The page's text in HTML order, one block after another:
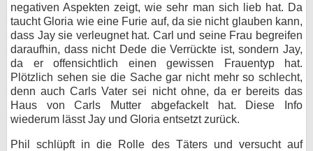
negativen Aspekten zeigt, wie sehr man sich lieb hat. Da
taucht Gloria wie eine Furie auf, da sie nicht glauben kann,
dass Jay sie verleugnet hat. Carl und seine Frau begreifen
daraufhin, dass nicht Dede die Verrückte ist, sondern Jay,
da er offensichtlich einen gewissen Frauentyp hat.
Plötzlich sehen sie die Sache gar nicht mehr so schlecht,
denn auch Carls Vater sei nicht ohne, da er bereits das
Haus von Carls Mutter abgefackelt hat. Diese Info
wiederum lässt Jay und Gloria entsetzt zurück.
Phil schlüpft in die Rolle des Täters und versucht auf